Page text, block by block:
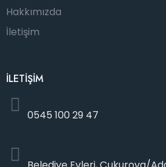
Hakkımızda
İletişim
İLETİŞİM
0545 100 29 47